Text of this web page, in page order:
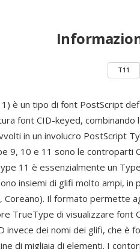
T11
è un tipo di font PostScript
font CID-keyed,
in un involucro PostScript
9, 10 e 11 sono le
11 è essenzialmente un
insiemi di glifi molto ampi, in
Coreano). Il formato permette
TrueType di visualizzare font
invece dei nomi dei glifi, che è
di migliaia di elementi. I